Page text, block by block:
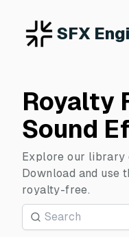
SFX
Royalty
Sound
Explore our library
Download and use
royalty-free.